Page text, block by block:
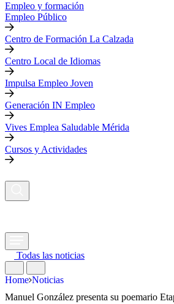
Empleo y formación
Empleo Público
Centro de Formación La Calzada
Centro Local de Idiomas
Impulsa Empleo Joven
Generación IN Empleo
Vives Emplea Saludable Mérida
Cursos y Actividades
Todas las noticias
Home Noticias
Manuel González presenta su poemario